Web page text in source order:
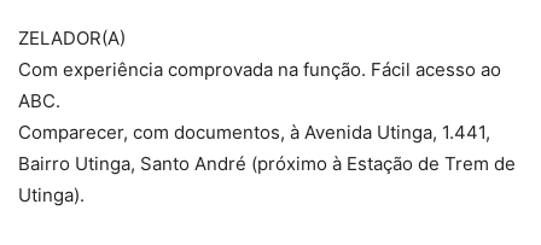
ZELADOR(A)
Com experiência comprovada na função. Fácil acesso ao
ABC.
Comparecer, com documentos, à Avenida Utinga, 1.441,
Bairro Utinga, Santo André (próximo à Estação de Trem de
Utinga).